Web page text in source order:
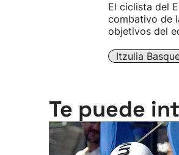
El ciclista del
combativo de
objetivos del
Itzulia
Te puede